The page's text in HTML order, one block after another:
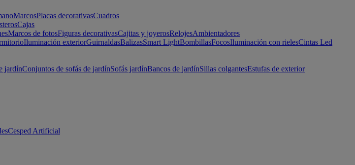
MarcosPlacas decorativasCuadros
Cajas
Marcos de fotosFiguras decorativasCajitas y joyerosRelojesAmbientadores
Iluminación exteriorGuirnaldasBalizasSmart LightBombillasFocosIluminación con rielesCintas Led
jardínConjuntos de sofás de jardínSofás jardínBancos de jardínSillas colgantesEstufas de exterior
Cesped Artificial